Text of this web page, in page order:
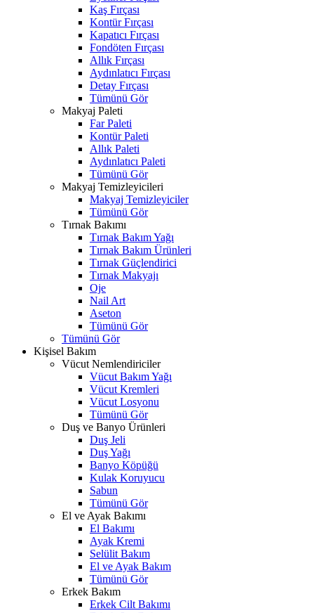
Kaş Fırçası
Kontür Fırçası
Kapatıcı Fırçası
Fondöten Fırçası
Allık Fırçası
Aydınlatıcı Fırçası
Detay Fırçası
Tümünü Gör
Makyaj Paleti
Far Paleti
Kontür Paleti
Allık Paleti
Aydınlatıcı Paleti
Tümünü Gör
Makyaj Temizleyicileri
Makyaj Temizleyiciler
Tümünü Gör
Tırnak Bakımı
Tırnak Bakım Yağı
Tırnak Bakım Ürünleri
Tırnak Güçlendirici
Tırnak Makyajı
Oje
Nail Art
Aseton
Tümünü Gör
Tümünü Gör
Kişisel Bakım
Vücut Nemlendiriciler
Vücut Bakım Yağı
Vücut Kremleri
Vücut Losyonu
Tümünü Gör
Duş ve Banyo Ürünleri
Duş Jeli
Duş Yağı
Banyo Köpüğü
Kulak Koruyucu
Sabun
Tümünü Gör
El ve Ayak Bakımı
El Bakımı
Ayak Kremi
Selülit Bakım
El ve Ayak Bakım
Tümünü Gör
Erkek Bakım
Erkek Cilt Bakımı